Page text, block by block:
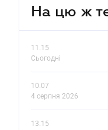
На цю ж
11.15
Сьогодні
10.07
4 серпня 2026
13.15